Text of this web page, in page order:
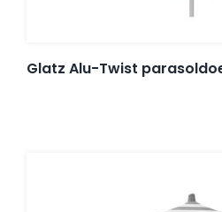
Glatz Alu-Twist